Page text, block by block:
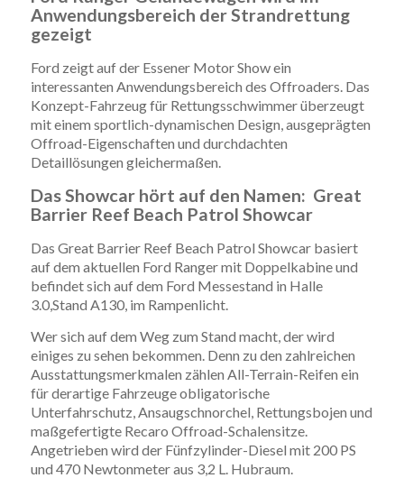
Anwendungsbereich der Strandrettung
gezeigt
Ford zeigt auf der Essener Motor Show ein
interessanten Anwendungsbereich des Offroaders. Das
Konzept-Fahrzeug für Rettungsschwimmer überzeugt
mit einem sportlich-dynamischen Design, ausgeprägten
Offroad-Eigenschaften und durchdachten
Detaillösungen gleichermaßen.
Das Showcar hört auf den Namen: Great
Barrier Reef Beach Patrol Showcar
Das Great Barrier Reef Beach Patrol Showcar basiert
auf dem aktuellen Ford Ranger mit Doppelkabine und
befindet sich auf dem Ford Messestand in Halle
3.0,Stand A130, im Rampenlicht.
Wer sich auf dem Weg zum Stand macht, der wird
einiges zu sehen bekommen. Denn zu den zahlreichen
Ausstattungsmerkmalen zählen All-Terrain-Reifen ein
für derartige Fahrzeuge obligatorische
Unterfahrschutz, Ansaugschnorchel, Rettungsbojen und
maßgefertigte Recaro Offroad-Schalensitze.
Angetrieben wird der Fünfzylinder-Diesel mit 200 PS
und 470 Newtonmeter aus 3,2 L. Hubraum.